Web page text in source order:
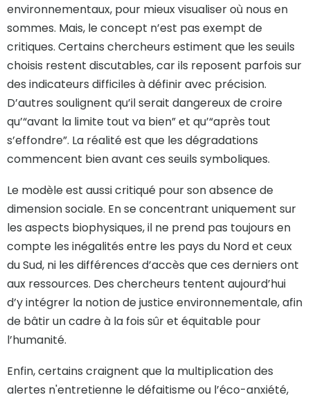
environnementaux, pour mieux visualiser où nous en
sommes. Mais, le concept n’est pas exempt de
critiques. Certains chercheurs estiment que les seuils
choisis restent discutables, car ils reposent parfois sur
des indicateurs difficiles à définir avec précision.
D’autres soulignent qu’il serait dangereux de croire
qu’“avant la limite tout va bien” et qu’“après tout
s’effondre”. La réalité est que les dégradations
commencent bien avant ces seuils symboliques.
Le modèle est aussi critiqué pour son absence de
dimension sociale. En se concentrant uniquement sur
les aspects biophysiques, il ne prend pas toujours en
compte les inégalités entre les pays du Nord et ceux
du Sud, ni les différences d’accès que ces derniers ont
aux ressources. Des chercheurs tentent aujourd’hui
d’y intégrer la notion de justice environnementale, afin
de bâtir un cadre à la fois sûr et équitable pour
l’humanité.
Enfin, certains craignent que la multiplication des
alertes n'entretienne le défaitisme ou l’éco-anxiété,